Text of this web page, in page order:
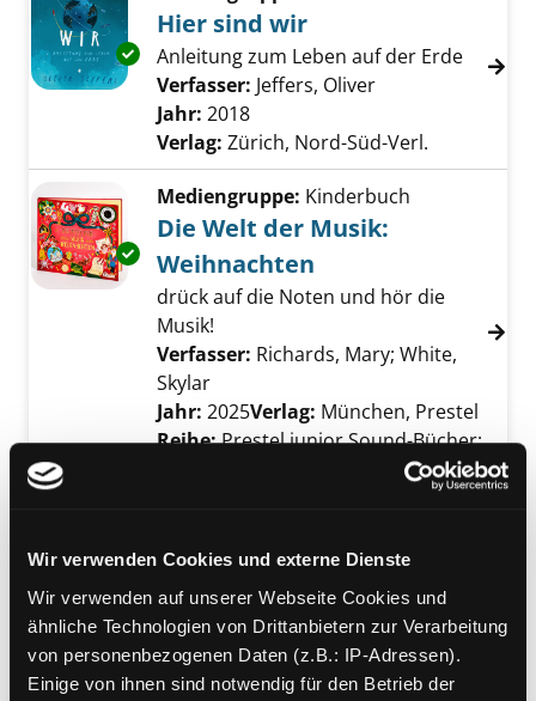
Wir verwenden Cookies und externe Dienste
Wir verwenden auf unserer Webseite Cookies und
ähnliche Technologien von Drittanbietern zur Verarbeitung
von personenbezogenen Daten (z.B.: IP-Adressen).
Einige von ihnen sind notwendig für den Betrieb der
Exemplar-Details von Hier sind wir anzeigen
Hier sind wir
Anleitung zum Leben auf der Erde
Verfasser: Jeffers, Oliver
Jahr: 2018
Verlag: Zürich, Nord-Süd-Verl.
Exemplar-Details von Die Welt der Musik:
Mediengruppe: Kinderbuch
Die Welt der Musik:
Weihnachten
drück auf die Noten und hör die
Musik!
Verfasser: Richards, Mary; White,
Skylar
Jahr: 2025Verlag: München, Prestel
Reihe:Prestel junior Sound-Bücher;
Exemplar-Details von Pierre, der Irrgarten-
Pierre, der Irrgarten-
Detektiv und die
mysteriöse Pyramide
Verfasser:Kamigaki, Hiro;Ic4design
Jahr: 2025Verlag:München, Prestel